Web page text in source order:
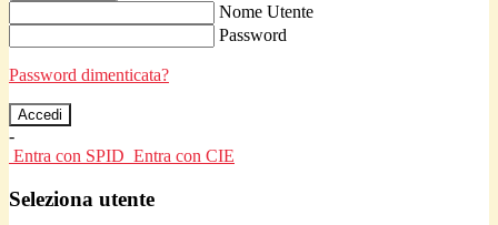
Nome Utente
Password
Password dimenticata?
-
Entra con SPID Entra con CIE
Seleziona utente